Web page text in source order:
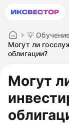
Акция:
💡
Могут ли
облигации?
Могут